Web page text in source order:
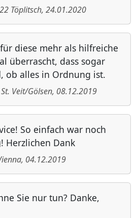
Töplitsch, 24.01.2020
diese mehr als hilfreiche
überrascht, dass sogar
ob alles in Ordnung ist.
St. Veit/Gölsen, 08.12.2019
So einfach war noch
Herzlichen Dank
, 04.12.2019
Sie nur tun? Danke,